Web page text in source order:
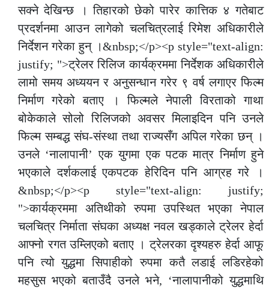
सक्ने देखिन्छ । तिहारको छेको पारेर कात्तिक ४ गतेबाट
प्रदर्शनमा आउन लागेको चलचित्रलाई रिमेश अधिकारीले
निर्देशन गरेका हुन् ।&nbsp;</p><p style="text-align:
justify; ">ट्रेलर रिलिज कार्यक्रममा निर्देशक अधिकारीले
लामो समय अध्ययन र अनुसन्धान गरेर ९ वर्ष लगाएर फिल्म
निर्माण गरेको बताए । फिल्मले नेपाली विरताको गाथा
बोकेकाले सोलो रिलिजको अवसर मिलाइदिन पनि उनले
फिल्म सम्बद्ध संघ-संस्था तथा राज्यसँग अपिल गरेका छन् ।
उनले ‘नालापानी’ एक युगमा एक पटक मात्र निर्माण हुने
भएकाले दर्शकलाई एकपटक हेरिदिन पनि आग्रह गरे ।
&nbsp;</p><p style="text-align: justify;
">कार्यक्रममा अतिथीको रुपमा उपस्थित भएका नेपाल
चलचित्र निर्माता संघका अध्यक्ष नवल खड्काले ट्रेलर हेर्दा
आफ्नो रगत उम्लिएको बताए । ट्रेलरका दृश्यहरु हेर्दा आफू
पनि त्यो युद्धमा सिपाहीको रुपमा कतै लडाई लडिरहेको
महसुस भएको बताउँदै उनले भने, ‘नालापानीको युद्धमाथि